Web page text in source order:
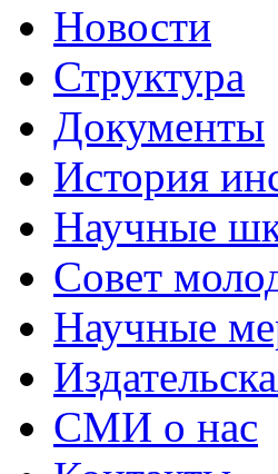
Новости
Структура
Документы
История
Научные
Совет
Научные
СМИ о нас